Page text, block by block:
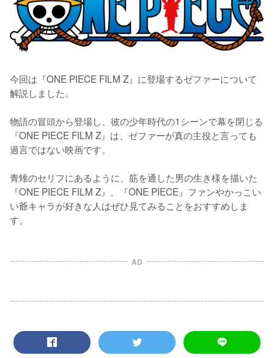
今回は『ONE PIECE FILM Z』に登場するゼファーについて
解説しました。
物語の冒頭から登場し、彼の少年時代の1シーンで幕を閉じる
『ONE PIECE FILM Z』は、ゼファーが真の主役と言っても
過言ではない映画です。
青雉のセリフにあるように、筋を通した男の生き様を描いた
『ONE PIECE FILM Z』。『ONE PIECE』ファンやかっこい
い爺キャラが好きな人はぜひ見てみることをおすすめしま
す。
AD